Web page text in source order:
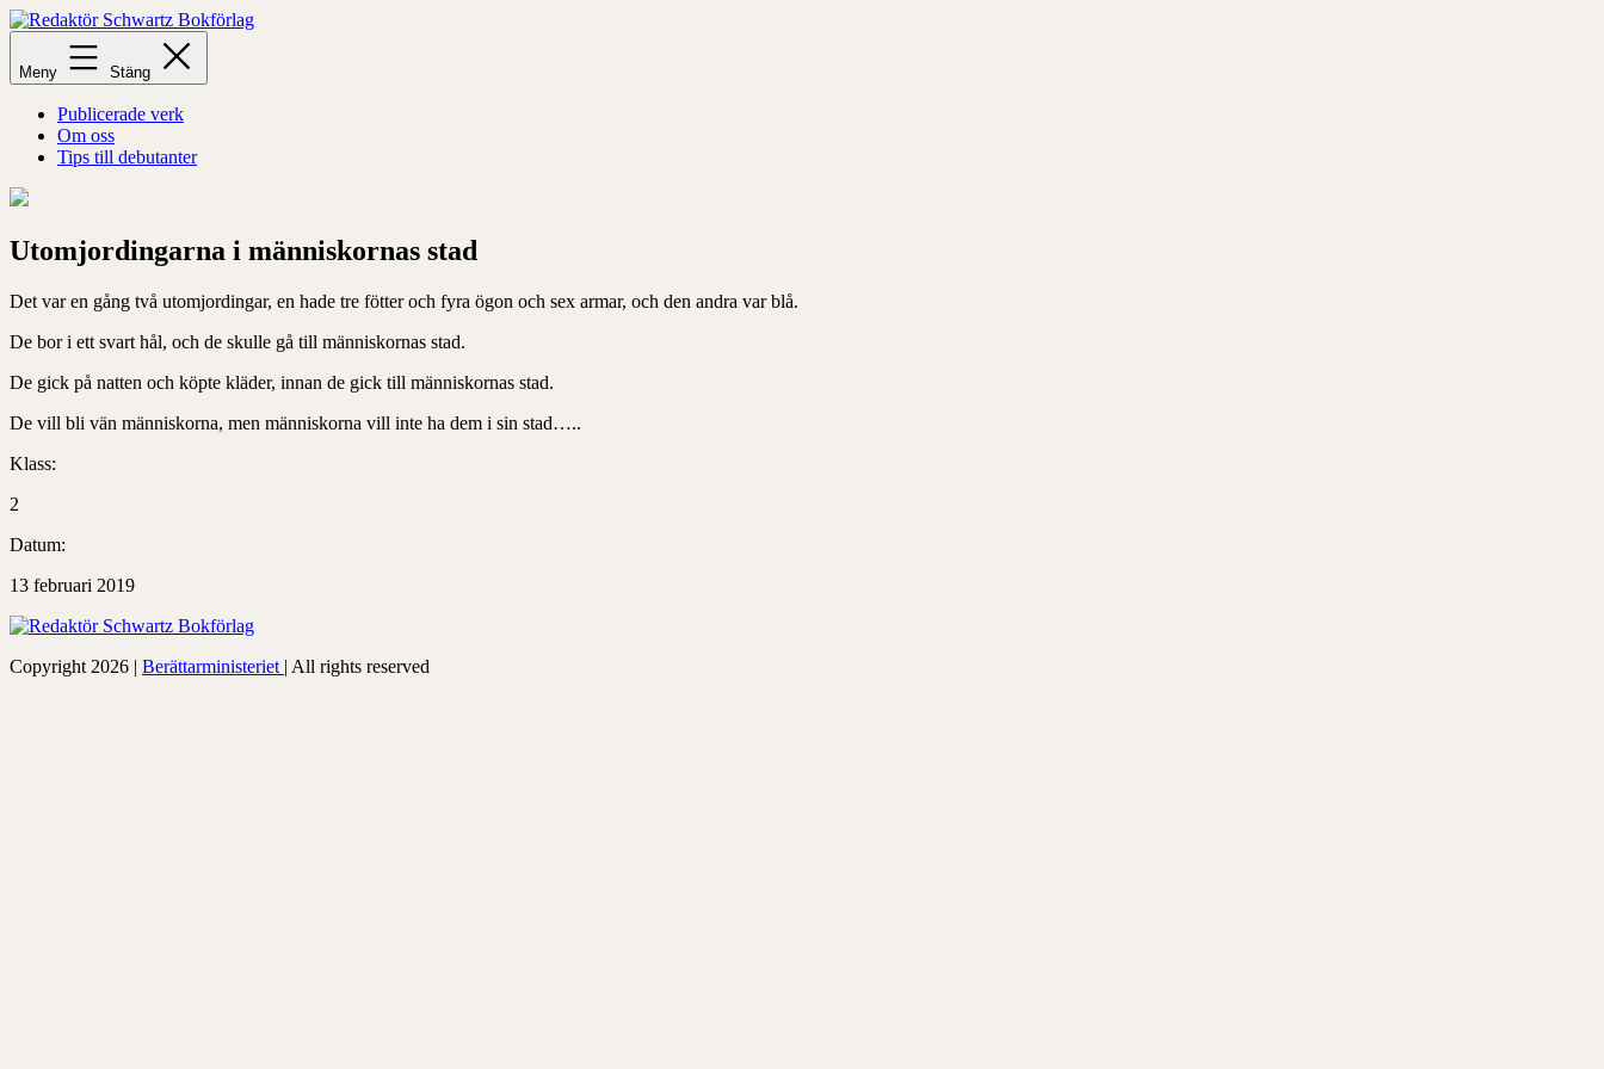
Hoppa
till
innehåll
Redaktör
Schwartz
Bokförlag
Meny Stäng
Publicerade verk
Om oss
Tips till debutanter
Utomjordingarna i människornas stad
Det var en gång två utomjordingar, en hade tre fötter och fyra ögon och sex armar, och den andra var blå.
De bor i ett svart hål, och de skulle gå till människornas stad.
De gick på natten och köpte kläder, innan de gick till människornas stad.
De vill bli vän människorna, men människorna vill inte ha dem i sin stad…..
Klass:
2
Datum:
13 februari 2019
Copyright 2026 | Berättarministeriet | All rights reserved